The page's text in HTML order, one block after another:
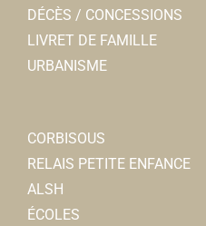
DÉCÈS / CONCESSIONS
LIVRET DE FAMILLE
URBANISME
CORBISOUS
RELAIS PETITE ENFANCE
ALSH
ÉCOLES